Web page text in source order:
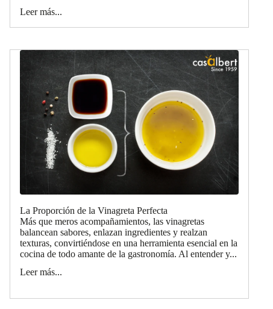
Leer más...
La Proporción de la Vinagreta Perfecta
Más que meros acompañamientos, las vinagretas
balancean sabores, enlazan ingredientes y realzan
texturas, convirtiéndose en una herramienta esencial en la
cocina de todo amante de la gastronomía. Al entender y...
Leer más...